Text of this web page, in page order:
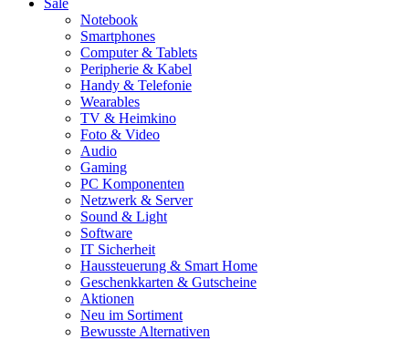
Sale
Notebook
Smartphones
Computer & Tablets
Peripherie & Kabel
Handy & Telefonie
Wearables
TV & Heimkino
Foto & Video
Audio
Gaming
PC Komponenten
Netzwerk & Server
Sound & Light
Software
IT Sicherheit
Haussteuerung & Smart Home
Geschenkkarten & Gutscheine
Aktionen
Neu im Sortiment
Bewusste Alternativen